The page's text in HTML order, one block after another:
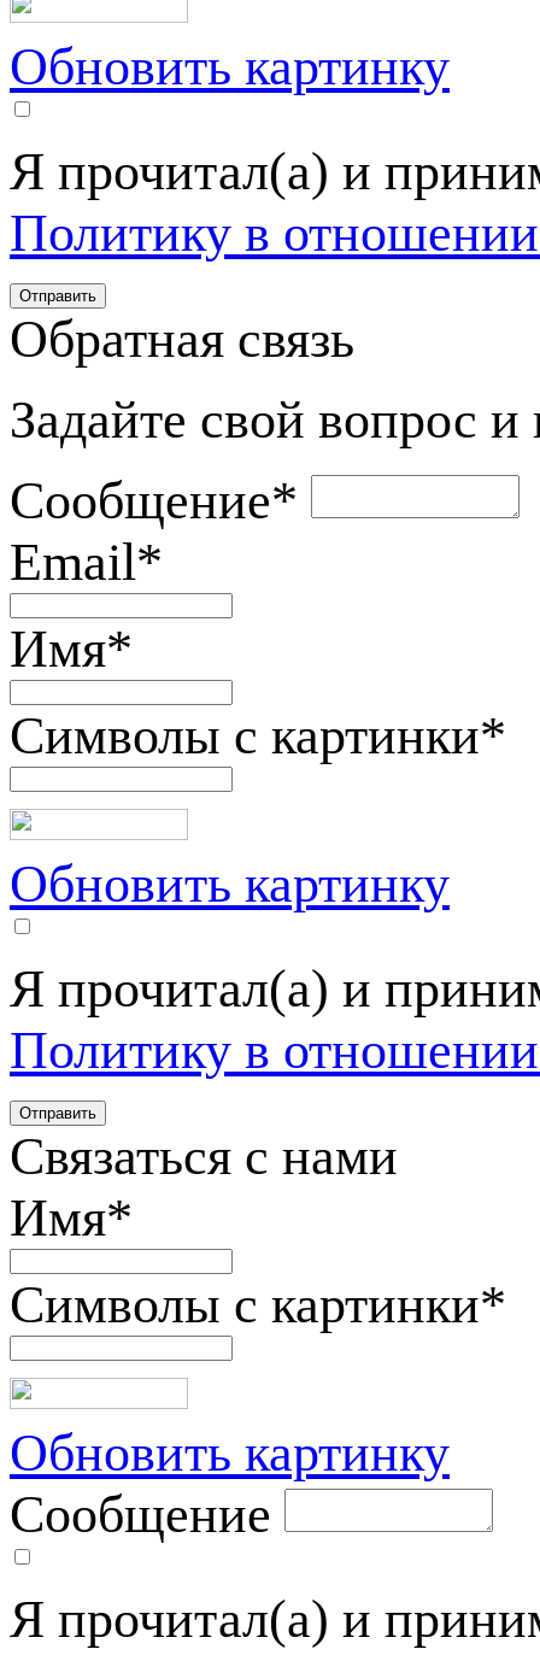
Обновить картинку
Я прочитал(а) и
Политику в
Обратная связь
Задайте свой вопрос
Сообщение*
Email*
Имя*
Символы с картинки*
Обновить картинку
Я прочитал(а) и
Политику в
Связаться с нами
Имя*
Символы с картинки*
Обновить картинку
Сообщение
Я прочитал(а) и